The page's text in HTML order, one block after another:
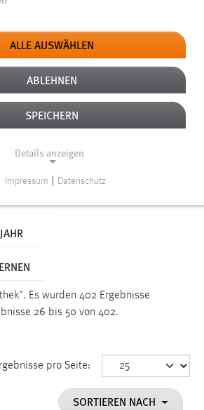
Es wurden 402 Ergebnisse
26 bis 50 von 402.
pro Seite:
SORTIEREN NACH
ALLE AUSWÄHLEN
ABLEHNEN
SPEICHERN
Details anzeigen
für die einwandfreie Funktion der
die ausgewählten Einverständnis-
Impressum Datenschutz